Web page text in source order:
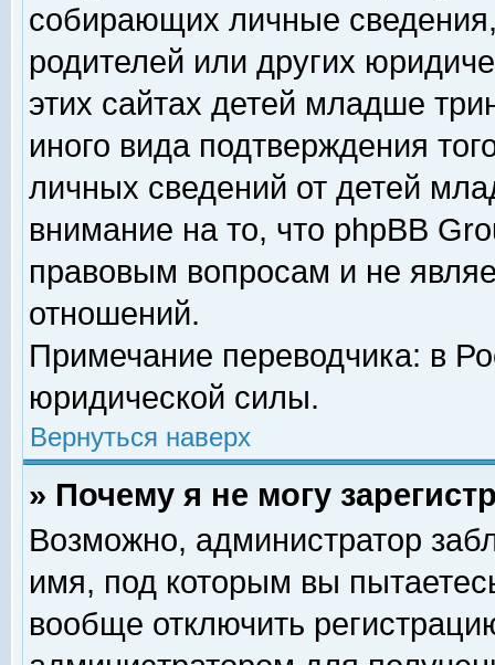
собирающих личные
родителей или других
этих сайтах детей младше
иного вида подтверждения
личных сведений от детей
внимание на то, что phpBB
правовым вопросам и не
отношений.
Примечание переводчика: в
юридической силы.
Вернуться наверх
» Почему я не могу
Возможно, администратор
имя, под которым вы
вообще отключить